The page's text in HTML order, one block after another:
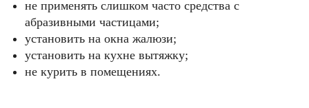
не применять слишком часто средства с
абразивными частицами;
установить на окна жалюзи;
установить на кухне вытяжку;
не курить в помещениях.